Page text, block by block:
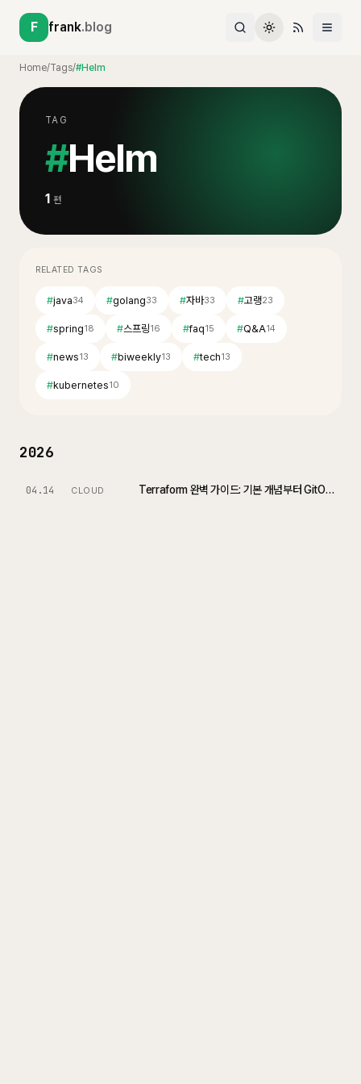
F frank.blog
Home/Tags/#Helm
TAG
#Helm
1 편
RELATED TAGS
#java34 #golang33 #자바33 #고랭23
#spring18 #스프링16 #faq15 #Q&A14
#news13 #biweekly13 #tech13
#kubernetes10
2026
04.14 CLOUD Terraform 완벽 가이드: 기본 개념부터 GitOps 실전까지